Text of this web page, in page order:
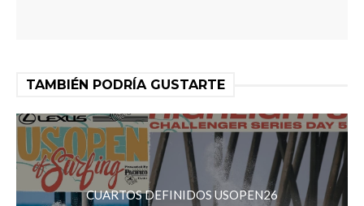
TAMBIÉN PODRÍA GUSTARTE
CUARTOS DEFINIDOS USOPEN26